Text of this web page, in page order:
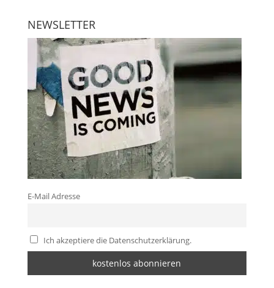
NEWSLETTER
E-Mail Adresse
Ich akzeptiere die Datenschutzerklärung.